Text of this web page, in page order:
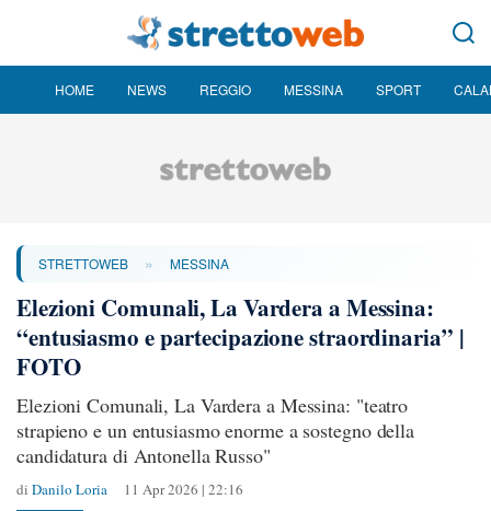
HOME NEWS REGGIO MESSINA SPORT
STRETTOWEB » MESSINA
Elezioni Comunali, La Vardera a Messina:
“entusiasmo e partecipazione straordinaria” |
FOTO
Elezioni Comunali, La Vardera a Messina: "teatro
strapieno e un entusiasmo enorme a sostegno della
candidatura di Antonella Russo"
di Danilo Loria 11 Apr 2026 | 22:16